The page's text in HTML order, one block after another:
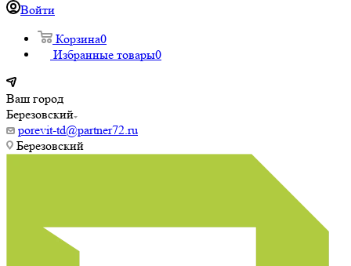
Войти
Корзина0
Избранные товары0
Ваш город
Березовский
porevit-td@partner72.ru
Березовский